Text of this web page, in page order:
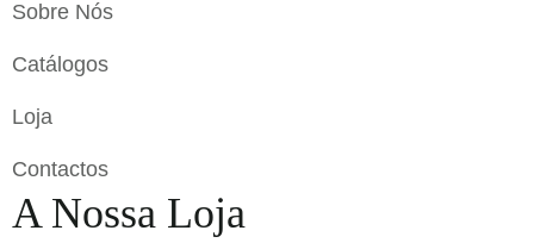
Sobre Nós
Catálogos
Loja
Contactos
A Nossa Loja